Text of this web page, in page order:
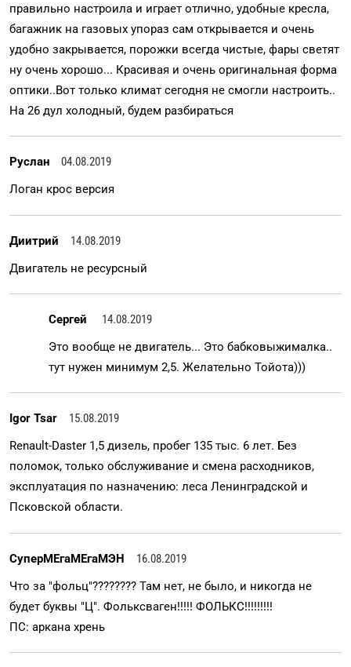
правильно настроила и играет отлично, удобные кресла,
багажник на газовых упораз сам открывается и очень
удобно закрывается, порожки всегда чистые, фары светят
ну очень хорошо... Красивая и очень оригинальная форма
оптики..Вот только климат сегодня не смогли настроить..
На 26 дул холодный, будем разбираться
Руслан
04.08.2019
Логан крос версия
Диитрий
14.08.2019
Двигатель не ресурсный
Сергей
14.08.2019
Это вообще не двигатель... Это бабковыжималка..
тут нужен минимум 2,5. Желательно Тойота)))
Igor Tsar
15.08.2019
Renault-Daster 1,5 дизель, пробег 135 тыс. 6 лет. Без
поломок, только обслуживание и смена расходников,
эксплуатация по назначению: леса Ленинградской и
Псковской области.
СуперМЕгаМЕгаМЭН
16.08.2019
Что за "фольц"???????? Там нет, не было, и никогда не
будет буквы "Ц". Фольксваген!!!!! ФОЛЬКС!!!!!!!!!
ПС: аркана хрень